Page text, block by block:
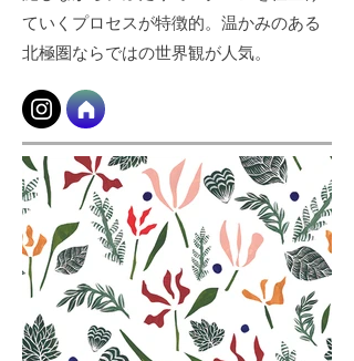
ていくプロセスが特徴的。温かみのある
北極圏ならではの世界観が人気。